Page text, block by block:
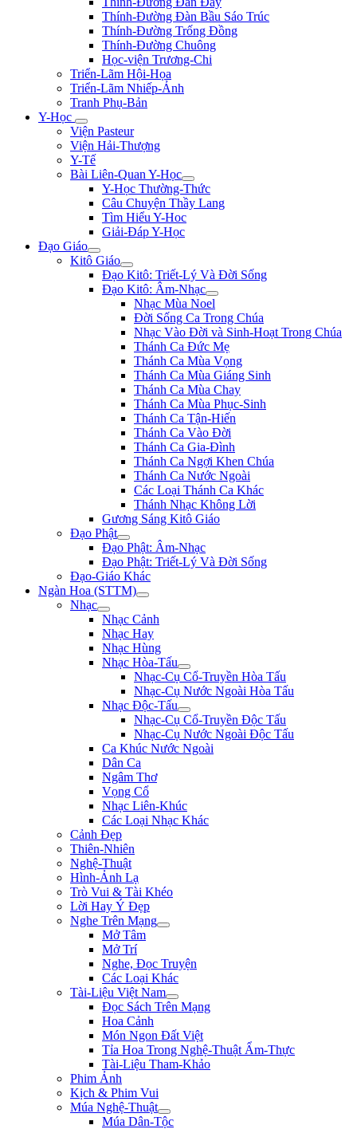
Thính-Đường Đàn Bầu Sáo Trúc
Thính-Đường Trống Đồng
Thính-Đường Chuông
Học-viện Trương-Chi
Triển-Lãm Hội-Họa
Triển-Lãm Nhiếp-Ảnh
Tranh Phụ-Bản
Y-Học
Viện Pasteur
Viện Hải-Thượng
Y-Tế
Bài Liên-Quan Y-Học
Y-Học Thường-Thức
Câu Chuyện Thầy Lang
Tìm Hiểu Y-Hoc
Giải-Đáp Y-Học
Đạo Giáo
Kitô Giáo
Đạo Kitô: Triết-Lý Và Đời Sống
Đạo Kitô: Âm-Nhạc
Nhạc Mùa Noel
Đời Sống Ca Trong Chúa
Nhạc Vào Đời và Sinh-Hoạt Trong Chúa
Thánh Ca Đức Mẹ
Thánh Ca Mùa Vọng
Thánh Ca Mùa Giáng Sinh
Thánh Ca Mùa Chay
Thánh Ca Mùa Phục-Sinh
Thánh Ca Tận-Hiến
Thánh Ca Vào Đời
Thánh Ca Gia-Đình
Thánh Ca Ngợi Khen Chúa
Thánh Ca Nước Ngoài
Các Loại Thánh Ca Khác
Thánh Nhạc Không Lời
Gương Sáng Kitô Giáo
Đạo Phật
Đạo Phật: Âm-Nhạc
Đạo Phật: Triết-Lý Và Đời Sống
Đạo-Giáo Khác
Ngàn Hoa (STTM)
Nhạc
Nhạc Cảnh
Nhạc Hay
Nhạc Hùng
Nhạc Hòa-Tấu
Nhạc-Cụ Cổ-Truyền Hòa Tấu
Nhạc-Cụ Nước Ngoài Hòa Tấu
Nhạc Độc-Tấu
Nhạc-Cụ Cổ-Truyền Độc Tấu
Nhạc-Cụ Nước Ngoài Độc Tấu
Ca Khúc Nước Ngoài
Dân Ca
Ngâm Thơ
Vọng Cổ
Nhạc Liên-Khúc
Các Loại Nhạc Khác
Cảnh Đẹp
Thiên-Nhiên
Nghệ-Thuật
Hình-Ảnh Lạ
Trò Vui & Tài Khéo
Lời Hay Ý Đẹp
Nghe Trên Mạng
Mở Tâm
Mở Trí
Nghe, Đọc Truyện
Các Loại Khác
Tài-Liệu Việt Nam
Đọc Sách Trên Mạng
Hoa Cảnh
Món Ngon Đất Việt
Tỉa Hoa Trong Nghệ-Thuật Ẩm-Thực
Tài-Liệu Tham-Khảo
Phim Ảnh
Kịch & Phim Vui
Múa Nghệ-Thuật
Múa Dân-Tộc